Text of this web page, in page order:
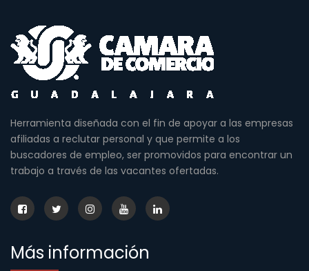
Herramienta diseñada con el fin de apoyar a las empresas
afiliadas a reclutar personal y que permite a los
buscadores de empleo, ser promovidos para encontrar un
trabajo a través de las vacantes ofertadas.
Más información